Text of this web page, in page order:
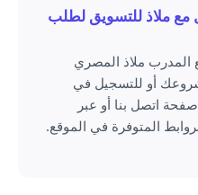
مع ملاذ للتسويق لطلب
المدرب ملاذ المصري
أو للتسجيل في
صفحة اتصل بنا أو عبر
المتوفرة في الموقع.